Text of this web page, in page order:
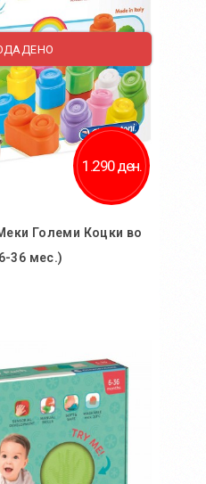
1.290 ден.
Големи Коцки во
36 мес.)
споредба